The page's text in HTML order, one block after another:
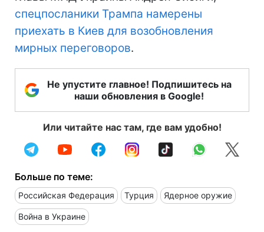
спецпосланики Трампа намерены
приехать в Киев для возобновления
мирных переговоров.
Не упустите главное! Подпишитесь на
наши обновления в Google!
Или читайте нас там, где вам удобно!
Больше по теме:
Российская Федерация Турция Ядерное оружие
Война в Украине